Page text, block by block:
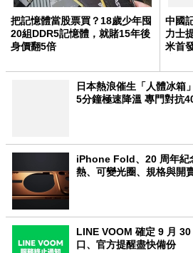
把記憶體當股票買？18歲少年囤
20組DDR5記憶體，就賭15年後
身價翻5倍
中國
力士
米首
日本熱浪催生「人體冰箱
5分鐘極速降溫 專門對抗
iPhone Fold、20 周年紀
熱、可變光圈、規格與開
LINE VOOM 確定 9 月
口、官方提醒盡快備份